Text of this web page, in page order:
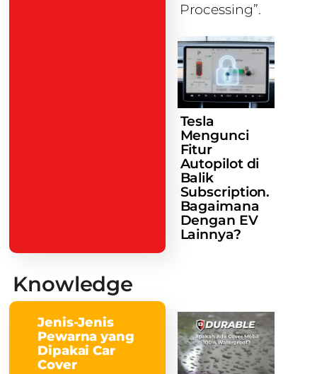
Processing”.
Tesla
Mengunci
Fitur
Autopilot di
Balik
Subscription.
Bagaimana
Dengan EV
Lainnya?
Knowledge
Jenis-Jenis
Pewarna yang
Dipakai Car
Cover